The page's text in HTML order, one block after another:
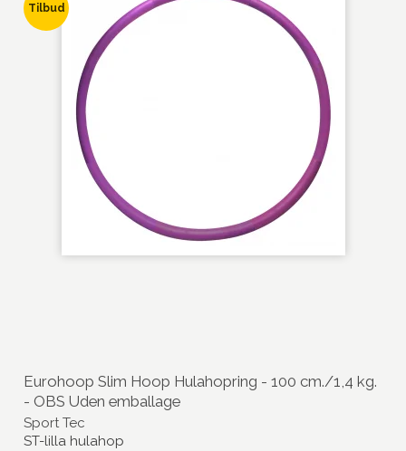
Tilbud
Eurohoop Slim Hoop Hulahopring - 100 cm./1,4 kg.
- OBS Uden emballage
Sport Tec
ST-lilla hulahop